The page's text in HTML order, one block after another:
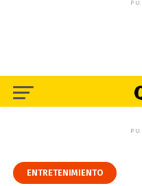
ENTRETENIMIENTO